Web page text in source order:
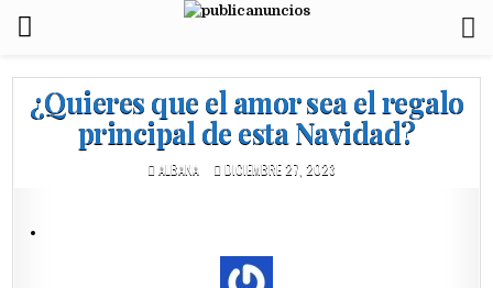
¿Quieres que el amor sea el regalo
principal de esta Navidad?
ALBANA DICIEMBRE 27, 2023